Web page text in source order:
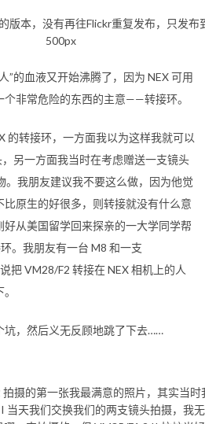
版本，没有再往Flickr重复发布，只发布
500px
”的血液又开始沸腾了，因为 NEX 可用
非常危险的东西的主意——转接环。
的转接环，一方面我以为这样我就可以
另一方面我当时在考虑赠送一支镜头
。我朋友建议我不要这么做，因为他觉
原生的好很多，则转接就没有什么意
从美国留学回来探亲的一大学同学帮
。我朋友有一台 M8 和一支
把 VM28/F2 转接在 NEX 相机上的人
坑，然后义无反顾地跳了下去……
摄的第一张我最满意的照片，其实当时
当天我们交换我们的两支镜头拍摄，我